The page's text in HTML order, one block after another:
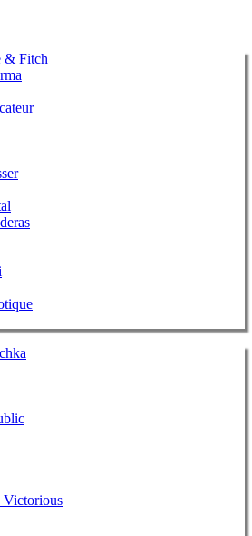
& Fitch
Victorious